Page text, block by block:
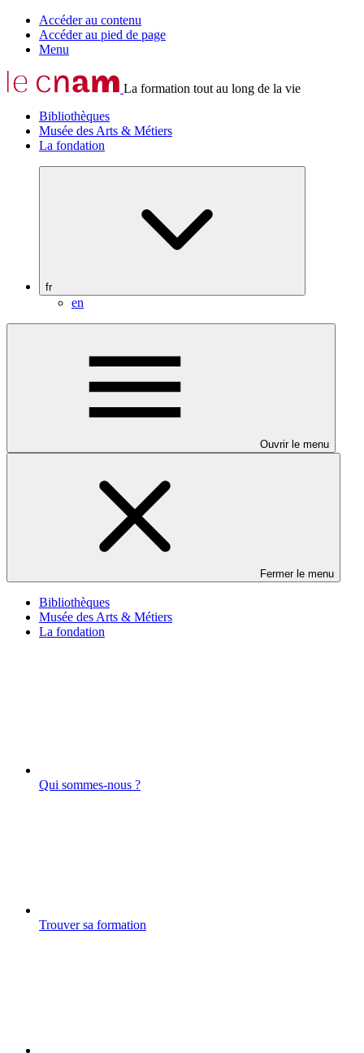
Accéder au contenu
Accéder au pied de page
Menu
La formation tout au long de la vie
Bibliothèques
Musée des Arts & Métiers
La fondation
fr
en
Ouvrir le menu
Fermer le menu
Bibliothèques
Musée des Arts & Métiers
La fondation
Qui sommes-nous ?
Trouver sa formation